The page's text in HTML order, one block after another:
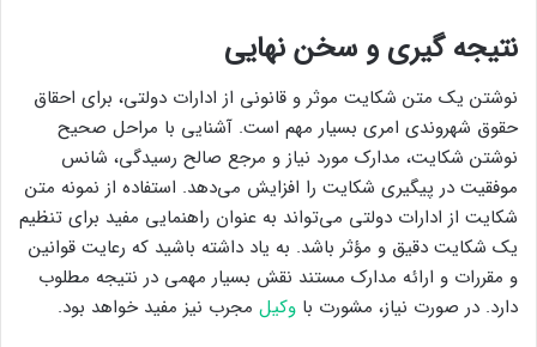
نتیجه گیری و سخن نهایی
نوشتن یک متن شکایت موثر و قانونی از ادارات دولتی، برای احقاق
حقوق شهروندی امری بسیار مهم است. آشنایی با مراحل صحیح
نوشتن شکایت، مدارک مورد نیاز و مرجع صالح رسیدگی، شانس
موفقیت در پیگیری شکایت را افزایش می‌دهد. استفاده از نمونه متن
شکایت از ادارات دولتی می‌تواند به عنوان راهنمایی مفید برای تنظیم
یک شکایت دقیق و مؤثر باشد. به یاد داشته باشید که رعایت قوانین
و مقررات و ارائه مدارک مستند نقش بسیار مهمی در نتیجه مطلوب
دارد. در صورت نیاز، مشورت با وکیل مجرب نیز مفید خواهد بود.